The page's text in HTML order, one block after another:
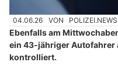
04.06.26 VON
Ebenfalls am
ein 43-jähriger Autofahrer
kontrolliert.